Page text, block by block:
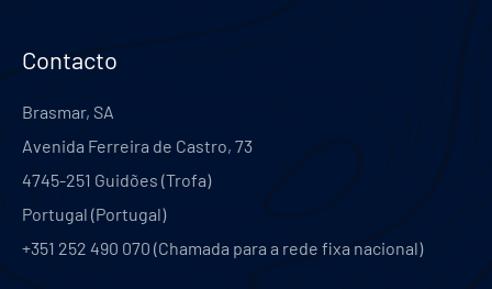
Contacto
Brasmar, SA
Avenida Ferreira de Castro, 73
4745-251 Guidões (Trofa)
Portugal (Portugal)
+351 252 490 070 (Chamada para a rede fixa nacional)